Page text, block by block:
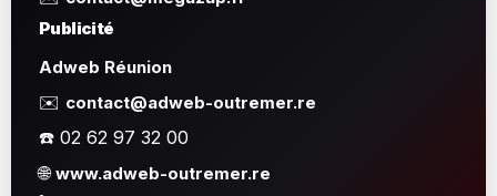
Publicité
Adweb Réunion
✉️ contact@adweb-outremer.re
☎️ 02 62 97 32 00
🌐www.adweb-outremer.re